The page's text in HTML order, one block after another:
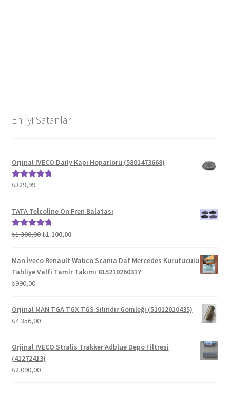
En İyi Satanlar
Orjinal IVECO Daily Kapı Hoparlörü (5801473668)
5 üzerinden
₺329,99
TATA Telcoline Ön Fren Balatası
5 üzerinden
₺1.300,00Orijinal
₺1.300,00.
₺1.100,00Şu
fiyat:
₺1.100,00.
Man İveco Renault Wabco Scania Daf Mercedes Kurutuculu
Tahliye Valfi Tamir Takımı 81521026031Y
₺990,00
Orjinal MAN TGA TGX TGS Silindir Gömleği (51012010435)
₺4.356,00
Orjinal IVECO Stralis Trakker Adblue Depo Filtresi
(41272413)
₺2.090,00